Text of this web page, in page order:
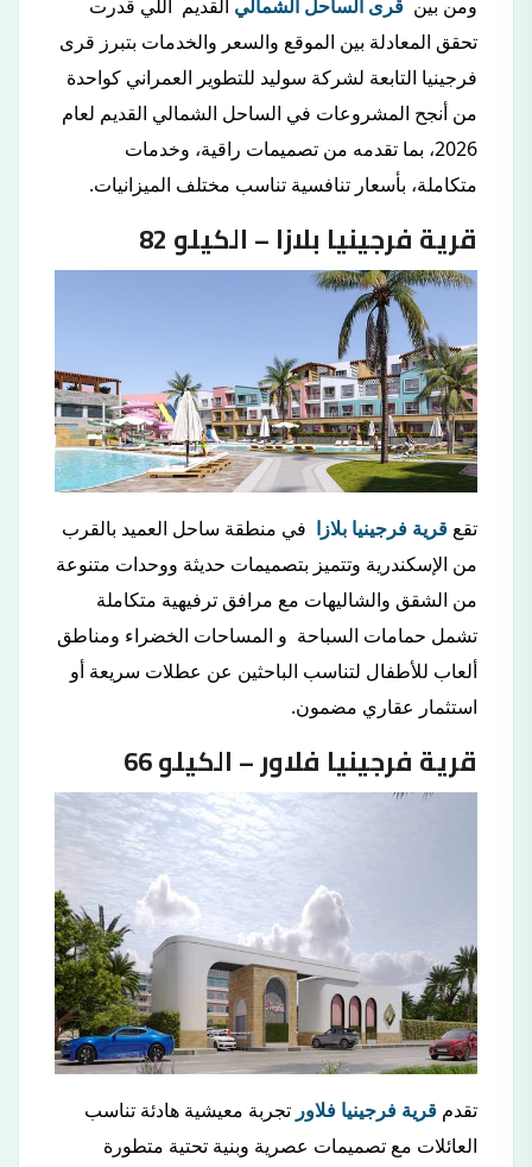
ومن بين قرى الساحل الشمالي القديم اللي قدرت
تحقق المعادلة بين الموقع والسعر والخدمات بتبرز قرى
فرجينيا التابعة لشركة سوليد للتطوير العمراني كواحدة
من أنجح المشروعات في الساحل الشمالي القديم لعام
2026، بما تقدمه من تصميمات راقية، وخدمات
متكاملة، بأسعار تنافسية تناسب مختلف الميزانيات.
قرية فرجينيا بلازا – الكيلو 82
تقع قرية فرجينيا بلازا في منطقة ساحل العميد بالقرب
من الإسكندرية وتتميز بتصميمات حديثة ووحدات متنوعة
من الشقق والشاليهات مع مرافق ترفيهية متكاملة
تشمل حمامات السباحة و المساحات الخضراء ومناطق
ألعاب للأطفال لتناسب الباحثين عن عطلات سريعة أو
استثمار عقاري مضمون.
قرية فرجينيا فلاور – الكيلو 66
تقدم قرية فرجينيا فلاور تجربة معيشية هادئة تناسب
العائلات مع تصميمات عصرية وبنية تحتية متطورة